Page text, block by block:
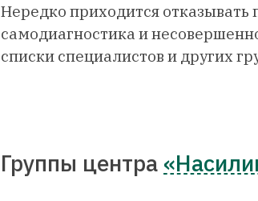
Нередко приходится
самодиагностика и
списки специалистов и других
Группы центра